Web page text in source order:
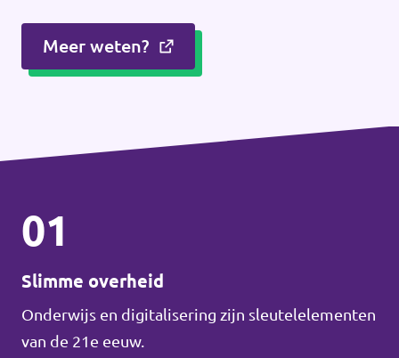
Meer weten?
01
Slimme overheid
Onderwijs en digitalisering zijn sleutelelementen
van de 21e eeuw.